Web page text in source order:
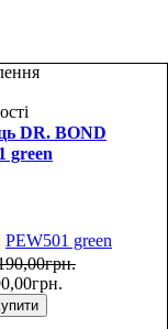
DR. BOND
green
PEW501 green
,00грн.
,00грн.